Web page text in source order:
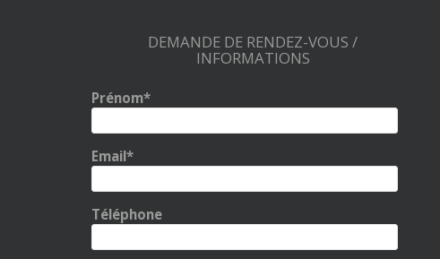
DEMANDE DE RENDEZ-VOUS /
INFORMATIONS
Prénom*
Email*
Téléphone